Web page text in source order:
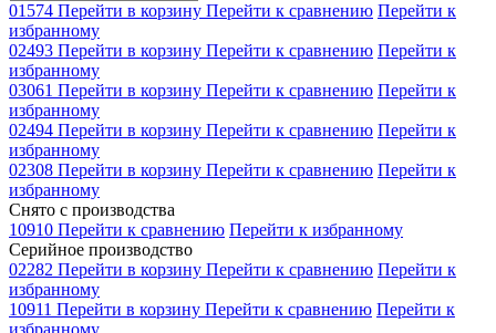
01574 Перейти в корзину Перейти к сравнению Перейти к
избранному
02493 Перейти в корзину Перейти к сравнению Перейти к
избранному
03061 Перейти в корзину Перейти к сравнению Перейти к
избранному
02494 Перейти в корзину Перейти к сравнению Перейти к
избранному
02308 Перейти в корзину Перейти к сравнению Перейти к
избранному
Снято с производства
10910 Перейти к сравнению Перейти к избранному
Серийное производство
02282 Перейти в корзину Перейти к сравнению Перейти к
избранному
10911 Перейти в корзину Перейти к сравнению Перейти к